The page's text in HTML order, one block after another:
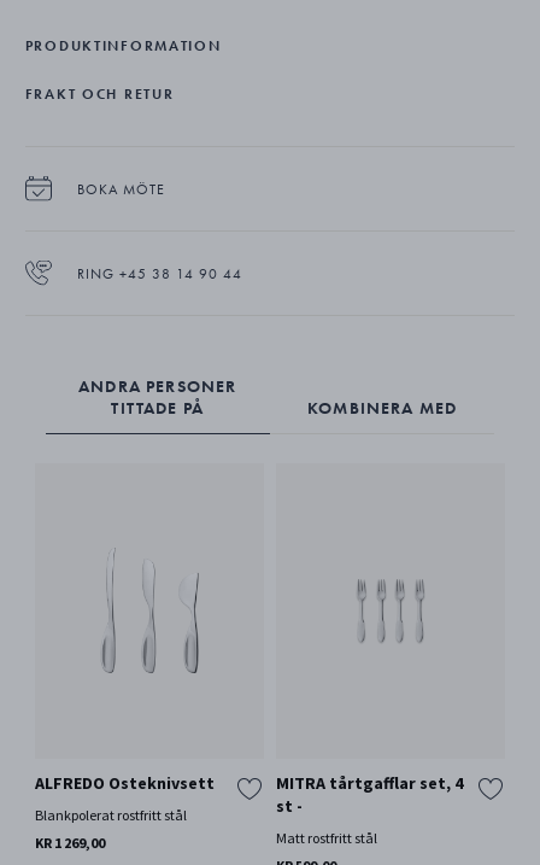
PRODUKTINFORMATION
FRAKT OCH RETUR
BOKA MÖTE
RING +45 38 14 90 44
ANDRA PERSONER
TITTADE PÅ
KOMBINERA MED
ALFREDO Osteknivsett
Blankpolerat rostfritt stål
KR 1 269,00
MITRA tårtgafflar set, 4
st -
Matt rostfritt stål